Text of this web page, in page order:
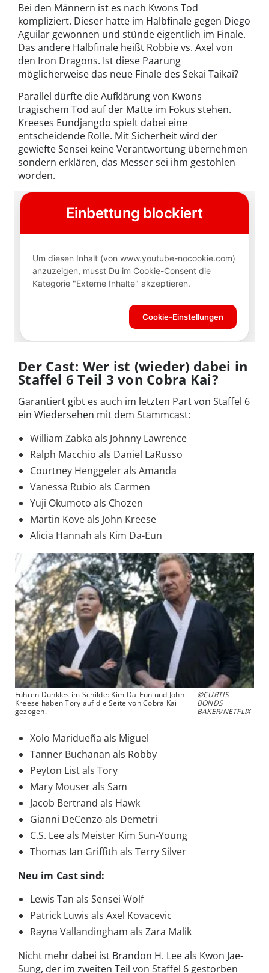
Bei den Männern ist es nach Kwons Tod
kompliziert. Dieser hatte im Halbfinale gegen Diego
Aguilar gewonnen und stünde eigentlich im Finale.
Das andere Halbfinale heißt Robbie vs. Axel von
den Iron Dragons. Ist diese Paarung
möglicherweise das neue Finale des Sekai Taikai?
Parallel dürfte die Aufklärung von Kwons
tragischem Tod auf der Matte im Fokus stehen.
Kreeses Eundjangdo spielt dabei eine
entscheidende Rolle. Mit Sicherheit wird der
gewiefte Sensei keine Verantwortung übernehmen
sondern erklären, das Messer sei ihm gestohlen
worden.
Der Cast: Wer ist (wieder) dabei in
Staffel 6 Teil 3 von Cobra Kai?
Garantiert gibt es auch im letzten Part von Staffel 6
ein Wiedersehen mit dem Stammcast:
William Zabka als Johnny Lawrence
Ralph Macchio als Daniel LaRusso
Courtney Henggeler als Amanda
Vanessa Rubio als Carmen
Yuji Okumoto als Chozen
Martin Kove als John Kreese
Alicia Hannah als Kim Da-Eun
Führen Dunkles im Schilde: Kim Da-Eun und John
Kreese haben Tory auf die Seite von Cobra Kai
gezogen.
©CURTIS
BONDS
BAKER/NETFLIX
Xolo Maridueña als Miguel
Tanner Buchanan als Robby
Peyton List als Tory
Mary Mouser als Sam
Jacob Bertrand als Hawk
Gianni DeCenzo als Demetri
C.S. Lee als Meister Kim Sun-Young
Thomas Ian Griffith als Terry Silver
Neu im Cast sind:
Lewis Tan als Sensei Wolf
Patrick Luwis als Axel Kovacevic
Rayna Vallandingham als Zara Malik
Nicht mehr dabei ist Brandon H. Lee als Kwon Jae-
Sung, der im zweiten Teil von Staffel 6 gestorben